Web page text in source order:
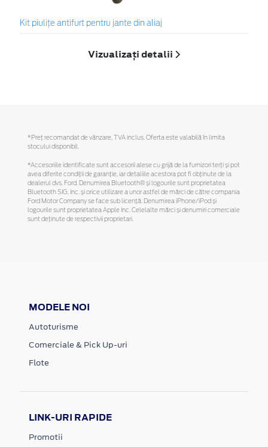
Kit piuliţe antifurt pentru jante din aliaj
Vizualizați detalii
*Preţ recomandat de vânzare, TVA inclus. Oferta este valabilă în limita
stocului disponibil.
*Accesoriile identificate sunt accesorii alese cu grijă de la furnizori terți și pot
avea diferite condiții de garanție, iar detaliile acestora pot fi obținute de la
dealerul dvs. Ford. Denumirea Bluetooth® și logourile sunt proprietatea
Bluetooth SIG, Inc. și orice utilizare a unor astfel de mărci de către compania
Ford Motor Company se face sub licență. Denumirea iPhone/iPod și
logourile sunt proprietatea Apple Inc. Celelalte mărci și denumiri comerciale
sunt deținute de respectivii proprietari.
MODELE NOI
Autoturisme
Comerciale & Pick Up-uri
Flote
LINK-URI RAPIDE
Promotii